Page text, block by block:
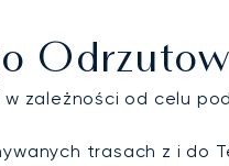
zależności od celu
trasach z i do